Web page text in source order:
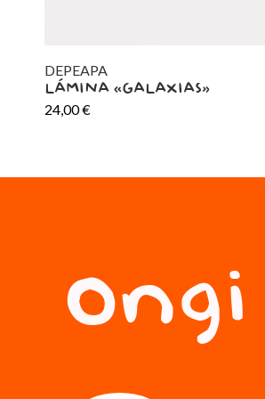
DEPEAPA
LÁMINA «GALAXIAS»
24,00€